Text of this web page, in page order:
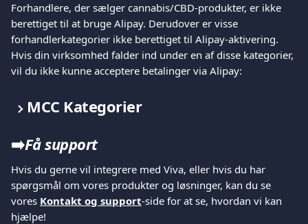
Forhandlere, der sælger cannabis/CBD-produkter, er ikke
berettiget til at bruge Alipay. Derudover er visse
forhandlerkategorier ikke berettiget til Alipay-aktivering.
Hvis din virksomhed falder ind under en af disse kategorier,
vil du ikke kunne acceptere betalinger via Alipay:
MCC Kategorier
➡️Få support
Hvis du gerne vil integrere med Viva, eller hvis du har
spørgsmål om vores produkter og løsninger, kan du se
vores Kontakt og support-side for at se, hvordan vi kan
hjælpe!